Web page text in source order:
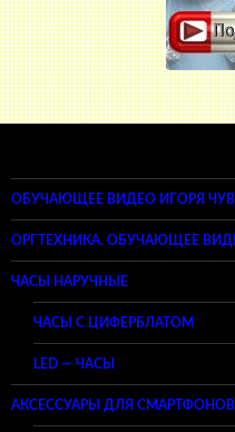
ОБУЧАЮЩЕЕ ВИДЕО ИГОРЯ
ОРГТЕХНИКА. ОБУЧАЮЩЕЕ
ЧАСЫ НАРУЧНЫЕ
ЧАСЫ С ЦИФЕРБЛАТОМ
LED — ЧАСЫ
АКСЕССУАРЫ ДЛЯ